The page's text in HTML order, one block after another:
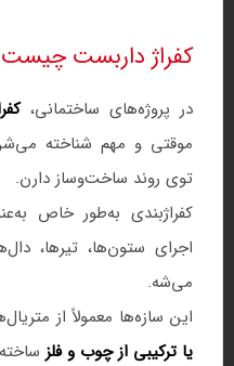
کفراژ داربست
در پروژه‌های ساختمانی،
موقتی و مهم شناخته
توی روند ساخت‌وساز دارن.
کفراژبندی به‌طور خاص
اجرای ستون‌ها، تیرها،
می‌شه.
این سازه‌ها معمولاً از
یا ترکیبی از چوب و فلز